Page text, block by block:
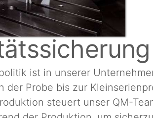
ist in unserer
der Probe bis zur
steuert unser QM-